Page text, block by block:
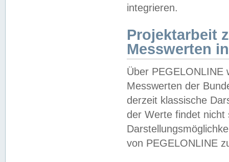
integrieren.
Projektarbeit
Messwerten
Über PEGELONLINE
Messwerten der
derzeit klassische
der Werte findet
von PEGELONLINE